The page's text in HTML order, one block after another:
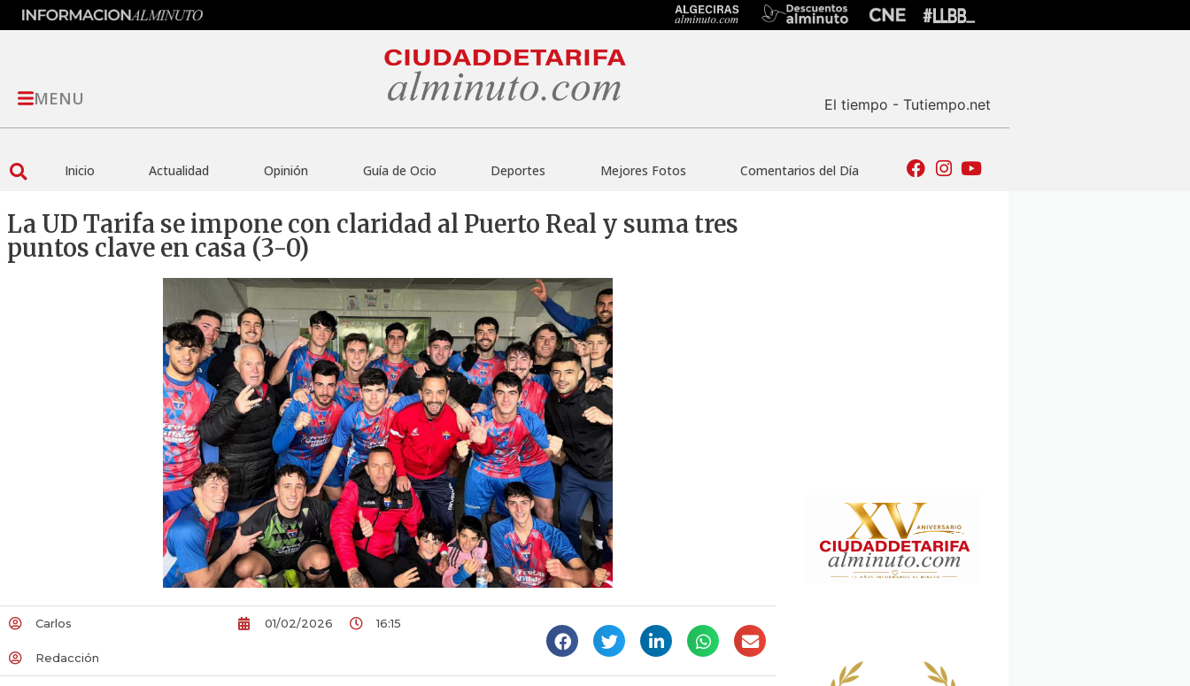
MENU El tiempo - Tutiempo.net
Inicio Actualidad Opinión Guía de Ocio Deportes Mejores Fotos Comentarios del Día
La UD Tarifa se impone con claridad al Puerto Real y suma tres
puntos clave en casa (3-0)
Carlos
Redacción
01/02/2026 16:15